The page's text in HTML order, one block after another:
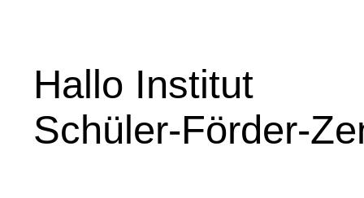
Hallo Institut
Schüler-Förder-